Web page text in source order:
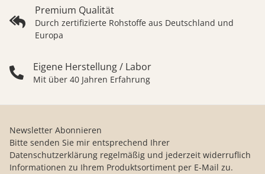
Premium Qualität
Durch zertifizierte Rohstoffe aus Deutschland und
Europa
Eigene Herstellung / Labor
Mit über 40 Jahren Erfahrung
Newsletter Abonnieren
Bitte senden Sie mir entsprechend Ihrer
Datenschutzerklärung regelmäßig und jederzeit widerruflich
Informationen zu Ihrem Produktsortiment per E-Mail zu.